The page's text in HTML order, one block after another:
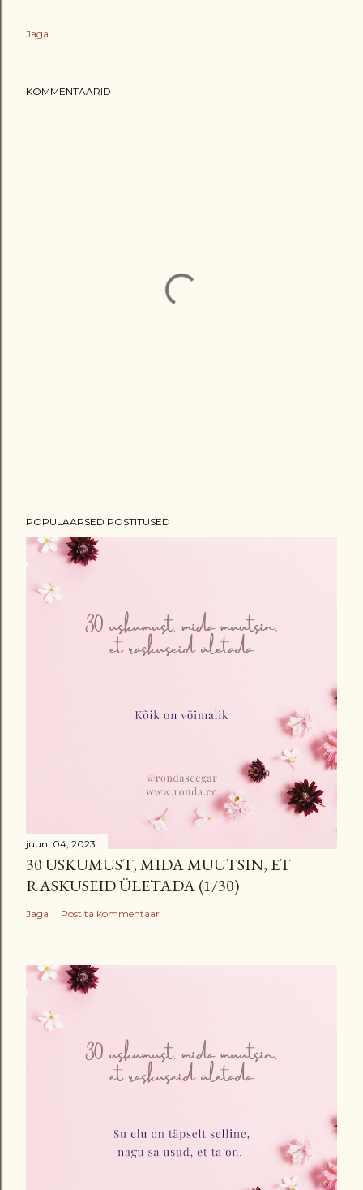
Jaga
KOMMENTAARID
POPULAARSED POSTITUSED
juuni 04, 2023
30 USKUMUST, MIDA MUUTSIN, ET
RASKUSEID ÜLETADA (1/30)
Jaga Postita kommentaar